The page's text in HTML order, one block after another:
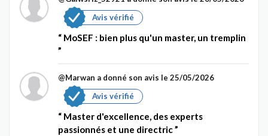
Avis vérifié
MoSEF : bien plus qu'un master, un tremplin
@Marwan a donné son avis le 25/05/2026
Avis vérifié
Master d'excellence, des experts
passionnés et une directric